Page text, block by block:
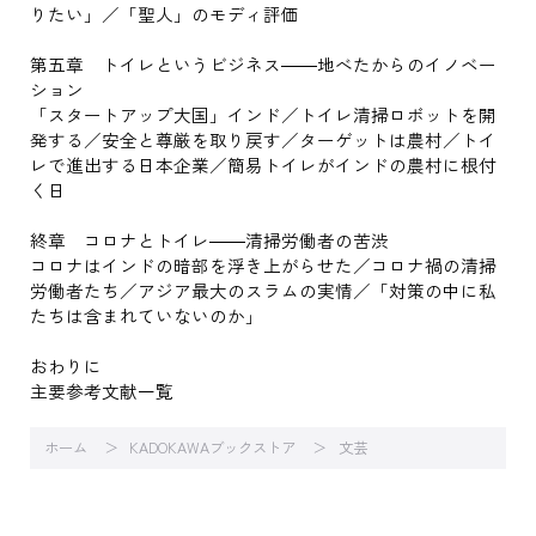
りたい」／「聖人」のモディ評価
第五章 トイレというビジネス――地べたからのイノベー
ション
「スタートアップ大国」インド／トイレ清掃ロボットを開
発する／安全と尊厳を取り戻す／ターゲットは農村／トイ
レで進出する日本企業／簡易トイレがインドの農村に根付
く日
終章 コロナとトイレ――清掃労働者の苦渋
コロナはインドの暗部を浮き上がらせた／コロナ禍の清掃
労働者たち／アジア最大のスラムの実情／「対策の中に私
たちは含まれていないのか」
おわりに
主要参考文献一覧
ホーム KADOKAWAブックストア 文芸